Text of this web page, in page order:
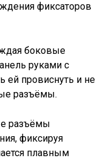
фиксаторов
боковые
руками с
ей провиснуть и не
разъёмы.
разъёмы
фиксируя
плавным